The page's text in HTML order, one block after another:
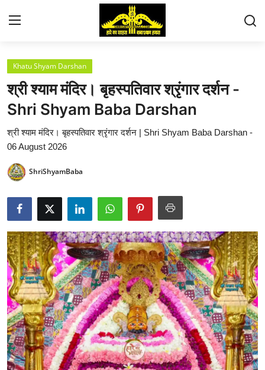
About Us
Mandir Nirmaan Seva
Shri Shyam Baba Mahima
Shyam Shringar Seva
Contact
Khatu Shyam Darshan
श्री श्याम मंदिर। बृहस्पतिवार श्रृंगार दर्शन -
Shri Shyam Baba Darshan
श्री श्याम मंदिर। बृहस्पतिवार श्रृंगार दर्शन | Shri Shyam Baba Darshan -
06 August 2026
ShriShyamBaba